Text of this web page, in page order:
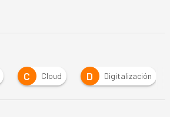
C Cloud D Digitalización